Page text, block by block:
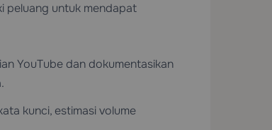
peluang untuk mendapat
YouTube dan dokumentasikan
kunci, estimasi volume